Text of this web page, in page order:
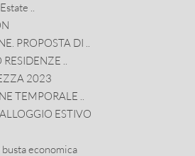
..
PROPOSTA DI ..
..
2023
TEMPORALE ..
ESTIVO
economica